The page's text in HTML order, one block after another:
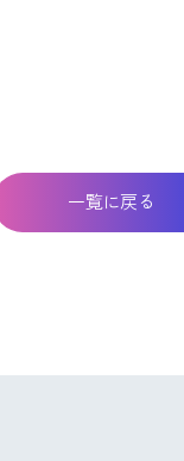
一覧に戻る